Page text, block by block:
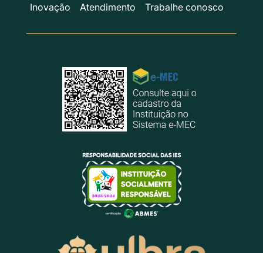
Inovação
Atendimento Trabalhe conosco